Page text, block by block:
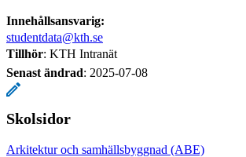
Innehållsansvarig:
studentdata@kth.se
Tillhör: KTH Intranät
Senast ändrad: 2025-07-08
Skolsidor
Arkitektur och samhällsbyggnad (ABE)